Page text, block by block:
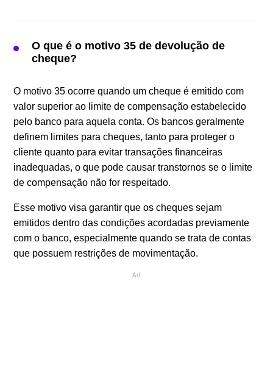
por Motivo 35?
Quais são os Outros Motivos de Devolução de
O que é o motivo 35 de devolução de
cheque?
O motivo 35 ocorre quando um cheque é emitido com
valor superior ao limite de compensação estabelecido
pelo banco para aquela conta. Os bancos geralmente
definem limites para cheques, tanto para proteger o
cliente quanto para evitar transações financeiras
inadequadas, o que pode causar transtornos se o limite
de compensação não for respeitado.
Esse motivo visa garantir que os cheques sejam
emitidos dentro das condições acordadas previamente
com o banco, especialmente quando se trata de contas
que possuem restrições de movimentação.
Ad